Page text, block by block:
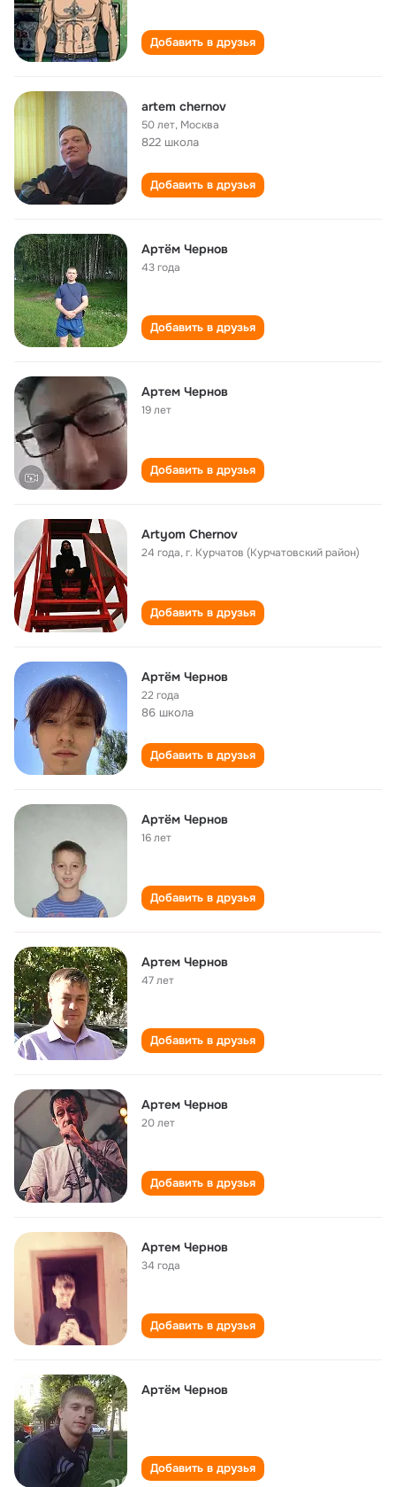
Добавить в друзья
artem chernov
50 лет, Москва
822 школа
Добавить в друзья
Артём Чернов
43 года
Добавить в друзья
Артем Чернов
19 лет
Добавить в друзья
Artyom Chernov
24 года,г. Курчатов (Курчатовский район)
Добавить в друзья
Артём Чернов
22 года
86 школа
Добавить в друзья
Артём Чернов
16 лет
Добавить в друзья
Артем Чернов
47 лет
Добавить в друзья
Артем Чернов
20 лет
Добавить в друзья
Артем Чернов
34 года
Добавить в друзья
Артём Чернов
Добавить в друзья